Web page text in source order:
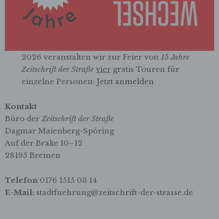
2026 veranstalten wir zur Feier von 15 Jahre
Zeitschrift der Straße vier gratis Touren für
einzelne Personen:Jetzt anmelden
Kontakt
Büro der Zeitschrift der Straße
Dagmar Maienberg-Spöring
Auf der Brake 10–12
28195 Bremen
Telefon 0176 1515 03 14
E-Mail: stadtfuehrung@zeitschrift-der-strasse.de
Betroffene Person ist jede identifizierte oder
identifizierbare natürliche Person, deren
personenbezogene Daten von dem für die
Verarbeitung ist jeder mit oder ohne Hilfe
automatisierter Verfahren ausgeführte
Daten wie das Erheben, das Erfassen, die
Organisation, das Ordnen, die Speicherung,
die Anpassung oder Veränderung, das
Auslesen, das Abfragen, die Verwendung,
die Offenlegung durch Übermittlung,
Verknüpfung, die Einschränkung, das
Löschen oder die Vernichtung.